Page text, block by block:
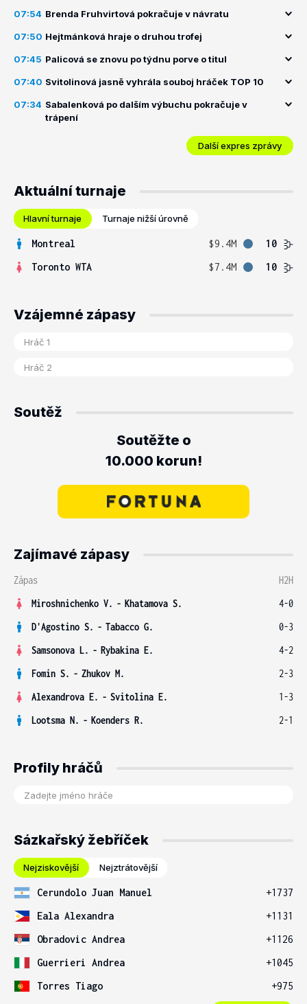
07:54 Brenda Fruhvirtová pokračuje v návratu
07:50 Hejtmánková hraje o druhou trofej
07:45 Palicová se znovu po týdnu porve o titul
07:40 Svitolinová jasně vyhrála souboj hráček TOP 10
07:34 Sabalenková po dalším výbuchu pokračuje v
trápení
Další expres zprávy
Aktuální turnaje
Hlavní turnaje Turnaje nižší úrovně
Montreal $9.4M
10
Toronto WTA
$7.4M 10
Vzájemné zápasy
Soutěž
Soutěžte o
10.000 korun!
Zajímavé zápasy
Zápas
H2H
Miroshnichenko V. - Khatamova S.
4-0
D'Agostino S. - Tabacco G.
0-3
Samsonova L. - Rybakina E.
4-2
Fomin S. - Zhukov M.
2-3
Alexandrova E. - Svitolina E.
1-3
Lootsma N. - Koenders R. 2-1
Profily hráčů
Sázkařský žebříček
Nejziskovější Nejztrátovější
Cerundolo Juan Manuel
+1737
Eala Alexandra
+1131
Obradovic Andrea
+1126
Guerrieri Andrea
+1045
Torres Tiago
+975